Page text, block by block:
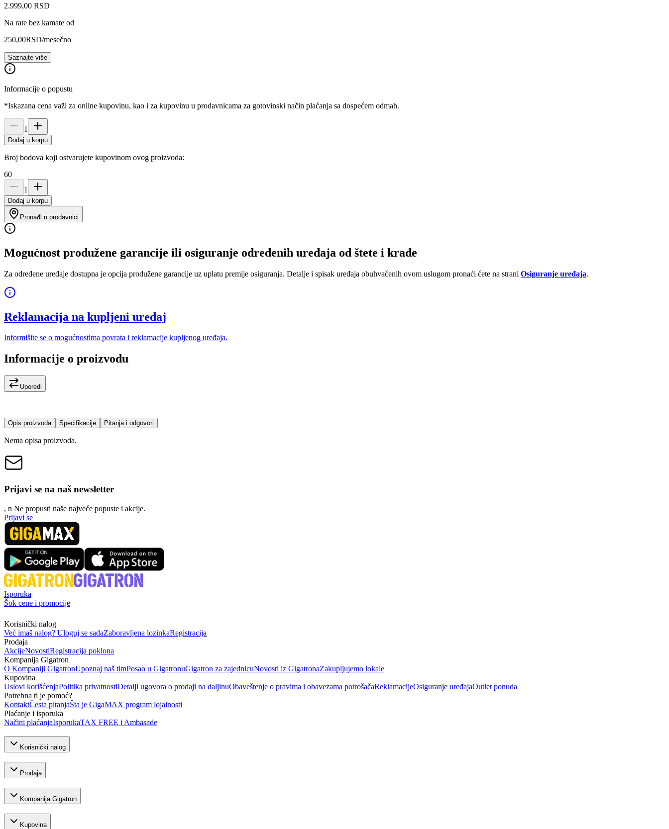
2.999,00 RSD
Na rate bez kamate od
250,00RSD/mesečno
Saznajte više
Informacije o popustu
*Iskazana cena važi za online kupovinu, kao i za kupovinu u prodavnicama za gotovinski način plaćanja sa dospećem odmah.
1
Dodaj u korpu
Broj bodova koji ostvarujete kupovinom ovog proizvoda:
60
1
Dodaj u korpu
Pronađi u prodavnici
Mogućnost produžene garancije ili osiguranje određenih uređaja od štete i krađe
Za određene uređaje dostupna je opcija produžene garancije uz uplatu premije osiguranja. Detalje i spisak uređaja obuhvaćenih ovom uslugom pronaći ćete na strani Osiguranje uređaja.
Reklamacija na kupljeni uređaj
Informišite se o mogućnostima povrata i reklamacije kupljenog uređaja.
Informacije o proizvodu
Uporedi
Opis proizvoda Specifikacije Pitanja i odgovori
Nema opisa proizvoda.
Prijavi se na naš newsletter
, n Ne propusti naše najveće popuste i akcije.
Prijavi se
Isporuka
Šok cene i promocije
Korisnički nalog
Već imaš nalog? Uloguj se sadaZaboravljena lozinkaRegistracija
Prodaja
AkcijeNovostiRegistracija poklona
Kompanija Gigatron
O Kompaniji GigatronUpoznaj naš timPosao u GigatronuGigatron za zajednicuNovosti iz GigatronaZakupljujemo lokale
Kupovina
Uslovi korišćenjaPolitika privatnostiDetalji ugovora o prodaji na daljinuObaveštenje o pravima i obavezama potrošačaReklamacijeOsiguranje uređajaOutlet ponuda
Potrebna ti je pomoć?
KontaktČesta pitanjaŠta je GigaMAX program lojalnosti
Plaćanje i isporuka
Načini plaćanjaIsporukaTAX FREE i Ambasade
Korisnički nalog
Prodaja
Kompanija Gigatron
Kupovina